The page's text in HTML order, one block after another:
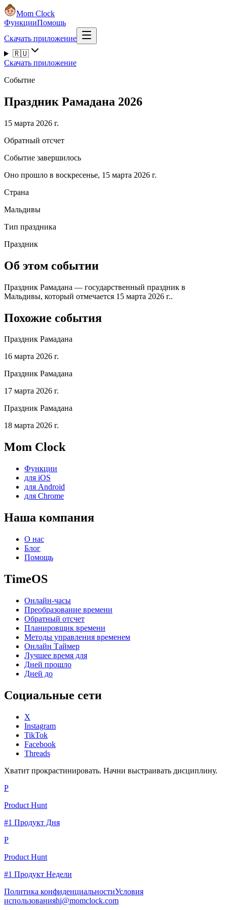
Mom Clock
ФункцииПомощь
Скачать приложение
🇷🇺
Скачать приложение
Событие
Праздник Рамадана 2026
15 марта 2026 г.
Обратный отсчет
Событие завершилось
Оно прошло в воскресенье, 15 марта 2026 г.
Страна
Мальдивы
Тип праздника
Праздник
Об этом событии
Праздник Рамадана — государственный праздник в
Мальдивы, который отмечается 15 марта 2026 г..
Похожие события
Праздник Рамадана
16 марта 2026 г.
Праздник Рамадана
17 марта 2026 г.
Праздник Рамадана
18 марта 2026 г.
Mom Clock
Функции
для iOS
для Android
для Chrome
Наша компания
О нас
Блог
Помощь
TimeOS
Онлайн-часы
Преобразование времени
Обратный отсчет
Планировщик времени
Методы управления временем
Онлайн Таймер
Лучшее время для
Дней прошло
Дней до
Социальные сети
X
Instagram
TikTok
Facebook
Threads
Хватит прокрастинировать. Начни выстраивать дисциплину.
P
Product Hunt
#1 Продукт Дня
P
Product Hunt
#1 Продукт Недели
Политика конфиденциальностиУсловия
использованияhi@momclock.com